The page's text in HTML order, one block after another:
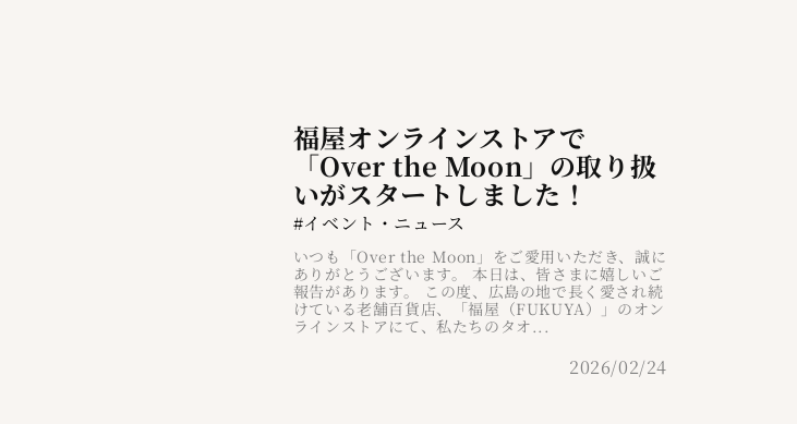
福屋オンラインストアで
「Over the Moon」の取り扱
いがスタートしました！
#イベント・ニュース
いつも「Over the Moon」をご愛用いただき、誠に
ありがとうございます。 本日は、皆さまに嬉しいご
報告があります。 この度、広島の地で長く愛され続
けている老舗百貨店、「福屋（FUKUYA）」のオン
ラインストアにて、私たちのタオ...
2026/02/24